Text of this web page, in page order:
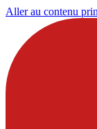
Aller au contenu